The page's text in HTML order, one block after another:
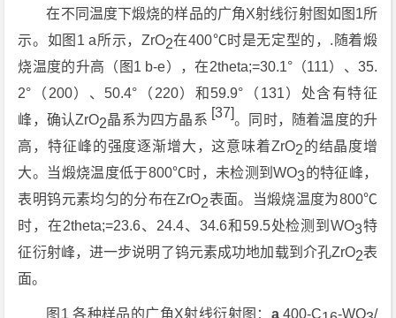
在不同温度下煅烧的样品的广角X射线衍射图如图1所
示。如图1 a所示，ZrO2在400℃时是无定型的，.随着煅
烧温度的升高（图1 b-e），在2theta;=30.1°（111）、35.
2°（200）、50.4°（220）和59.9°（131）处含有特征
峰，确认ZrO2晶系为四方晶系 [37]。同时，随着温度的升
高，特征峰的强度逐渐增大，这意味着ZrO2的结晶度增
大。当煅烧温度低于800℃时，未检测到WO3的特征峰，
表明钨元素均匀的分布在ZrO2表面。当煅烧温度为800℃
时，在2theta;=23.6、24.4、34.6和59.5处检测到WO3特
征衍射峰，进一步说明了钨元素成功地加载到介孔ZrO2表
面。
图1 各种样品的广角X射线衍射图： a400-C -WO /